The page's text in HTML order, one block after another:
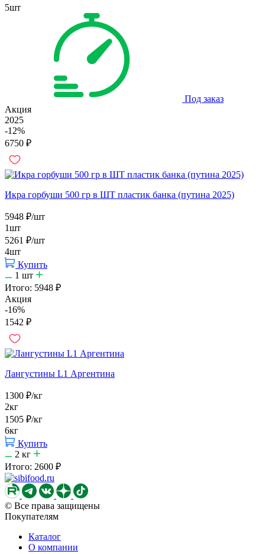
5шт
Под заказ
Акция
2025
-12%
6750 ₽
Икра горбуши 500 гр в ШТ пластик банка (путина 2025)
5948 ₽/шт
1шт
5261 ₽/шт
4шт
Купить
1 шт
Итого: 5948 ₽
Акция
-16%
1542 ₽
Лангустины L1 Аргентина
1300 ₽/кг
2кг
1505 ₽/кг
6кг
Купить
2 кг
Итого: 2600 ₽
© Все права защищены
Покупателям
Каталог
О компании